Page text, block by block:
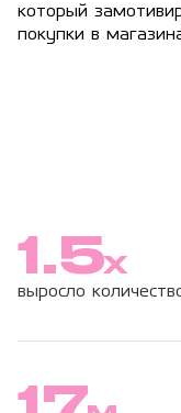
который
покупки в
1.5
X
выросло